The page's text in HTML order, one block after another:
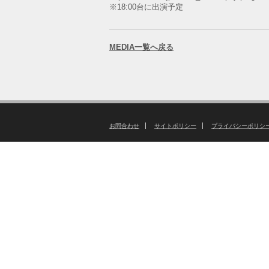
※18:00台に出演予定
MEDIA一覧へ戻る
お問合わせ サイトポリシー プライバシーポリシ